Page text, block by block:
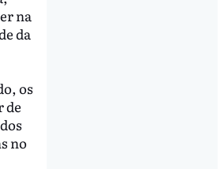
na
da
os
de
no